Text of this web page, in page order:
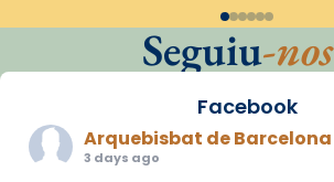
Seguiu-nos
Facebook
Arquebisbat de Barcelona
3 days ago